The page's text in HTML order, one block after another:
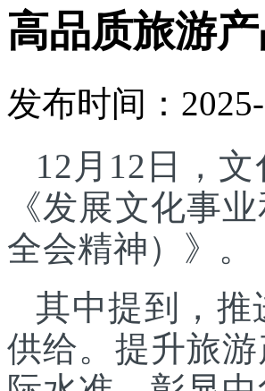
高品质旅游
发布时间：
12月12日，
《发展文化事
全会精神）》。
其中提到，推
供给。提升旅